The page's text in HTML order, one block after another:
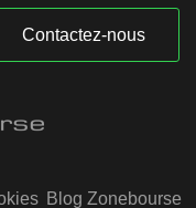
Contactez-nous
Blog Zonebourse